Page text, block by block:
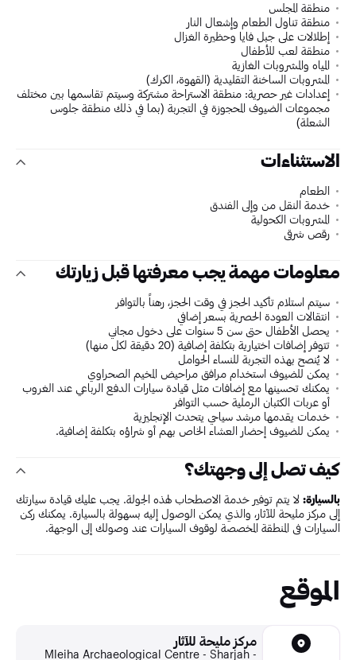
منطقة المجلس
منطقة تناول الطعام وإشعال النار
إطلالات على جبل فايا وحظيرة الغزال
منطقة لعب للأطفال
المياه والمشروبات الغازية
المشروبات الساخنة التقليدية (القهوة، الكرك)
إعدادات غير حصرية: منطقة الاستراحة مشتركة وسيتم تقاسمها بين مختلف
مجموعات الضيوف المحجوزة في التجربة (بما في ذلك منطقة جلوس
الشعلة)
الاستثناءات
الطعام
خدمة النقل من وإلى الفندق
المشروبات الكحولية
رقص شرقي
معلومات مهمة يجب معرفتها قبل زيارتك
سيتم استلام تأكيد الحجز في وقت الحجز، رهناً بالتوافر
انتقالات العودة الحصرية بسعر إضافي
يحصل الأطفال حتى سن 5 سنوات على دخول مجاني
تتوفر إضافات اختيارية بتكلفة إضافية (20 دقيقة لكل منها)
لا يُنصح بهذه التجربة للنساء الحوامل
يمكن للضيوف استخدام مرافق مراحيض المخيم الصحراوي
يمكنك تحسينها مع إضافات مثل قيادة سيارات الدفع الرباعي عند الغروب
أو عربات الكثبان الرملية حسب التوافر
خدمات يقدمها مرشد سياحي يتحدث الإنجليزية
يمكن للضيوف إحضار العشاء الخاص بهم أو شراؤه بتكلفة إضافية.
كيف تصل إلى وجهتك؟
بالسيارة: لا يتم توفير خدمة الاصطحاب لهذه الجولة. يجب عليك قيادة سيارتك
إلى مركز مليحة للآثار، والذي يمكن الوصول إليه بسهولة بالسيارة. يمكنك ركن
السيارات في المنطقة المخصصة لوقوف السيارات عند وصولك إلى الوجهة.
الموقع
مركز مليحة للآثار
Mleiha Archaeological Centre - Sharjah -